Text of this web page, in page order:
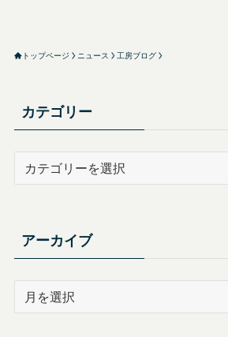
トップページ ニュース 工房ブログ
カテゴリー
ーアーカイブ